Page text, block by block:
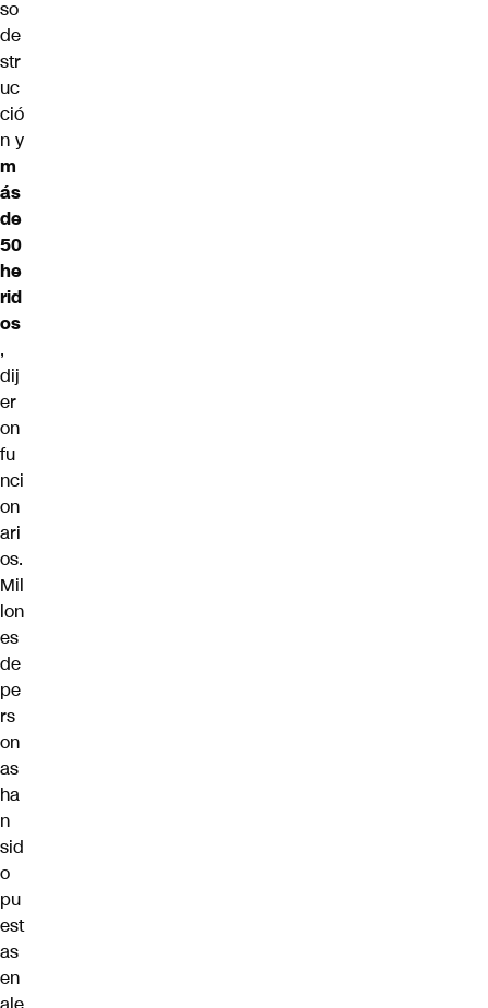
so
de
str
uc
ció
n y
m
ás
de
50
he
rid
os
,
dij
er
on
fu
nci
on
ari
os.
Mil
lon
es
de
pe
rs
on
as
ha
n
sid
o
pu
est
as
en